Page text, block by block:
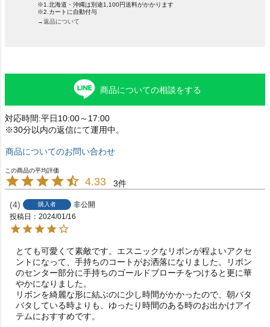
※1.北海道・沖縄は別途1,100円送料がかかります
※2.カートに自動付与
→返品について
商品についての相談をする
対応時間:平日10:00～17:00
※30分以内の返信にて運用中。
商品についてのお問い合わせ
4.33 3
4 購入者
非公開
投稿日
2024/01/16
とても可愛くて素敵です。エスニックなリボンが程よいアクセ
ントになって、手持ちのコートがお洒落になりました。リボン
のセンター部分に手持ちのゴールドブローチをつけると更に華
やかになりました。
リボンを綺麗な形に結ぶのに少し時間がかかったので、朝バタ
バタしている時よりも、ゆったり時間のある時のお出かけアイ
テムにおすすめです。